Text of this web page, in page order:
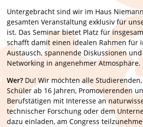
Untergebracht sind wir im Haus
gesamten Veranstaltung exklusiv für
ist. Das Seminar bietet Platz für
schafft damit einen idealen Rahmen für
Austausch, spannende Diskussionen
Networking in angenehmer Atmosphäre.
Wer? Du! Wir möchten alle
Schüler ab 16 Jahren, Promovierenden
Berufstätigen mit Interesse an
technischer Forschung oder dem
dazu einladen, am Congress